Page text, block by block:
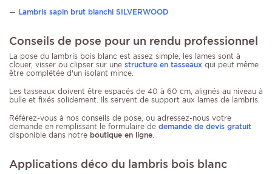
— Lambris sapin brut blanchi SILVERWOOD
Conseils de pose pour un rendu professionnel
La pose du lambris bois blanc est assez simple, les lames sont à
clouer, visser ou clipser sur une structure en tasseaux qui peut même
être complétée d'un isolant mince.
Les tasseaux doivent être espacés de 40 à 60 cm, alignés au niveau à
bulle et fixés solidement. Ils servent de support aux lames de lambris.
Référez-vous à nos conseils de pose, ou adressez-nous votre
demande en remplissant le formulaire de demande de devis gratuit
disponible dans notre boutique en ligne
Applications déco du lambris bois blanc